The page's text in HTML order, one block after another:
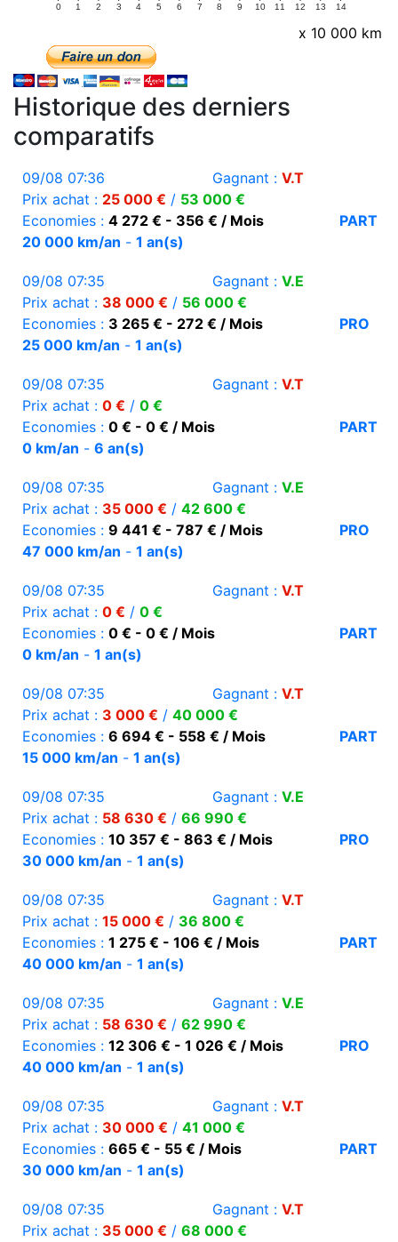
0 1 2 3 4 5 6 7 8 9 10 11 12 13 14
x 10 000 km
Historique des derniers
comparatifs
09/08 07:36 Gagnant : V.T
Prix achat : 25 000 € / 53 000 €
Economies : 4 272 € - 356 € / Mois
PART
20 000 km/an - 1 an(s)
09/08 07:35 Gagnant : V.E
Prix achat : 38 000 € / 56 000 €
Economies : 3 265 € - 272 € / Mois
PRO
25 000 km/an - 1 an(s)
09/08 07:35 Gagnant : V.T
Prix achat : 0 € / 0 €
Economies : 0 € - 0 € / Mois
PART
0 km/an - 6 an(s)
09/08 07:35 Gagnant : V.E
Prix achat : 35 000 € / 42 600 €
Economies : 9 441 € - 787 € / Mois
PRO
47 000 km/an - 1 an(s)
09/08 07:35 Gagnant : V.T
Prix achat : 0 € / 0 €
Economies : 0 € - 0 € / Mois
PART
0 km/an - 1 an(s)
09/08 07:35 Gagnant : V.T
Prix achat : 3 000 € / 40 000 €
Economies : 6 694 € - 558 € / Mois
PART
15 000 km/an - 1 an(s)
09/08 07:35 Gagnant : V.E
Prix achat : 58 630 € / 66 990 €
Economies : 10 357 € - 863 € / Mois
PRO
30 000 km/an - 1 an(s)
09/08 07:35 Gagnant : V.T
Prix achat : 15 000 € / 36 800 €
Economies : 1 275 € - 106 € / Mois
PART
40 000 km/an - 1 an(s)
09/08 07:35 Gagnant : V.E
Prix achat : 58 630 € / 62 990 €
Economies : 12 306 € - 1 026 € / Mois
PRO
40 000 km/an - 1 an(s)
09/08 07:35 Gagnant : V.T
Prix achat : 30 000 € / 41 000 €
Economies : 665 € - 55 € / Mois
PART
30 000 km/an - 1 an(s)
09/08 07:35 Gagnant : V.T
Prix achat : 35 000 € / 68 000 €